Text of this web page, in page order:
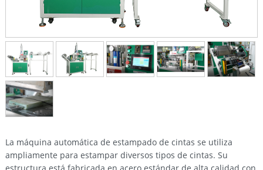
La máquina automática de estampado de cintas se utiliza
ampliamente para estampar diversos tipos de cintas. Su
estructura está fabricada en acero estándar de alta calidad con